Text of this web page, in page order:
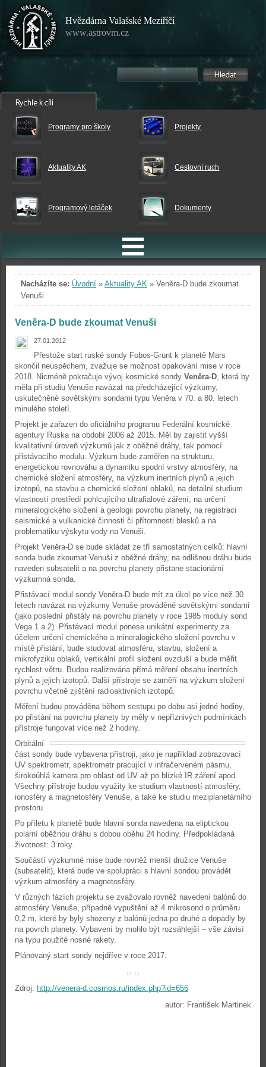
Hvězdárna Valašské Meziříčí
www.astrovm.cz
Programy pro školy Projekty
Aktuality AK Cestovní ruch
Programový letáček Dokumenty
Nacházíte se: Úvodní » Aktuality AK » Veněra-D bude zkoumat
Venuši
Veněra-D bude zkoumat Venuši
27.01.2012
Přestože start ruské sondy Fobos-Grunt k planetě Mars
skončil neúspěchem, zvažuje se možnost opakování mise v roce
2018. Nicméně pokračuje vývoj kosmické sondy Veněra-D, která by
měla při studiu Venuše navázat na předcházející výzkumy,
uskutečněné sovětskými sondami typu Veněra v 70. a 80. letech
minulého století.
Projekt je zařazen do oficiálního programu Federální kosmické
agentury Ruska na období 2006 až 2015. Měl by zajistit vyšší
kvalitativní úroveň výzkumů jak z oběžné dráhy, tak pomocí
přistávacího modulu. Výzkum bude zaměřen na strukturu,
energetickou rovnováhu a dynamiku spodní vrstvy atmosféry, na
chemické složení atmosféry, na výzkum inertních plynů a jejich
izotopů, na stavbu a chemické složení oblaků, na detailní studium
vlastností prostředí pohlcujícího ultrafialové záření, na určení
mineralogického složení a geologii povrchu planety, na registraci
seismické a vulkanické činnosti či přítomnosti blesků a na
problematiku výskytu vody na Venuši.
Projekt Veněra-D se bude skládat ze tří samostatných celků: hlavní
sonda bude zkoumat Venuši z oběžné dráhy, na odlišnou dráhu bude
naveden subsatelit a na povrchu planety přistane stacionární
výzkumná sonda.
Přistávací modul sondy Veněra-D bude mít za úkol po více než 30
letech navázat na výzkumy Venuše prováděné sovětskými sondami
(jako poslední přistály na povrchu planety v roce 1985 moduly sond
Vega 1 a 2). Přistávací modul ponese unikátní experimenty za
účelem určení chemického a mineralogického složení povrchu v
místě přistání, bude studovat atmosféru, stavbu, složení a
mikrofyziku oblaků, vertikální profil složení ovzduší a bude měřit
rychlost větru. Budou realizována přímá měření obsahu inertních
plynů a jejich izotopů. Další přístroje se zaměří na výzkum složení
povrchu včetně zjištění radioaktivních izotopů.
Měření budou prováděna během sestupu po dobu asi jedné hodiny,
po přistání na povrchu planety by měly v nepříznivých podmínkách
přístroje fungovat více než 2 hodiny.
Orbitální
část sondy bude vybavena přístroji, jako je například zobrazovací
UV spektrometr, spektrometr pracující v infračerveném pásmu,
širokoúhlá kamera pro oblast od UV až po blízké IR záření apod.
Všechny přístroje budou využity ke studium vlastností atmosféry,
ionosféry a magnetosféry Venuše, a také ke studiu meziplanetárního
prostoru.
Po příletu k planetě bude hlavní sonda navedena na eliptickou
polární oběžnou dráhu s dobou oběhu 24 hodiny. Předpokládaná
životnost: 3 roky.
Součástí výzkumné mise bude rovněž menší družice Venuše
(subsatelit), která bude ve spolupráci s hlavní sondou provádět
výzkum atmosféry a magnetosféry.
V různých fázích projektu se zvažovalo rovněž navedení balónů do
atmosféry Venuše, případně vypuštění až 4 mikrosond o průměru
0,2 m, které by byly shozeny z balónů jedna po druhé a dopadly by
na povrch planety. Vybavení by mohlo být rozsáhlejší – vše závisí
na typu použité nosné rakety.
Plánovaný start sondy nejdříve v roce 2017.
Zdroj: http://venera-d.cosmos.ru/index.php?id=656
autor: František Martinek